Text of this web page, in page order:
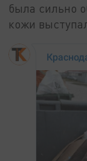
была сильно
кожи